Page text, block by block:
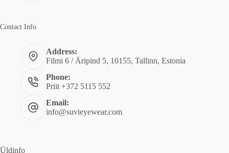
Contact Info
Address:
Filmi 6 / Äripind 5, 10155, Tallinn, Estonia
Phone:
Priit +372 5115 552
Email:
info@suvieyewear.com
Üldinfo